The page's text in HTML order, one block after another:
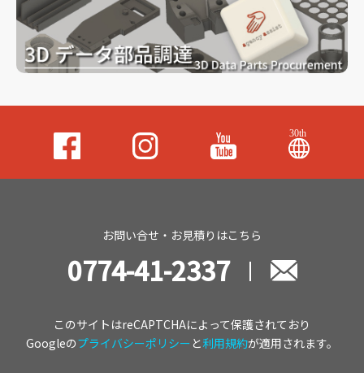
お問い合せ・お見積りはこちら
0774-41-2337
このサイトはreCAPTCHAによって保護されており
Googleのプライバシーポリシー と利用規約が適用されます。